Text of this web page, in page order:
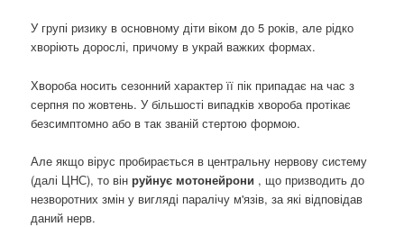
У групі ризику в основному діти віком до 5 років, але рідко
хворіють дорослі, причому в украй важких формах.
Хвороба носить сезонний характер її пік припадає на час з
серпня по жовтень. У більшості випадків хвороба протікає
безсимптомно або в так званій стертою формою.
Але якщо вірус пробирається в центральну нервову систему
(далі ЦНС), то вінруйнує мотонейрони , що призводить до
незворотних змін у вигляді паралічу м'язів, за які відповідав
даний нерв.